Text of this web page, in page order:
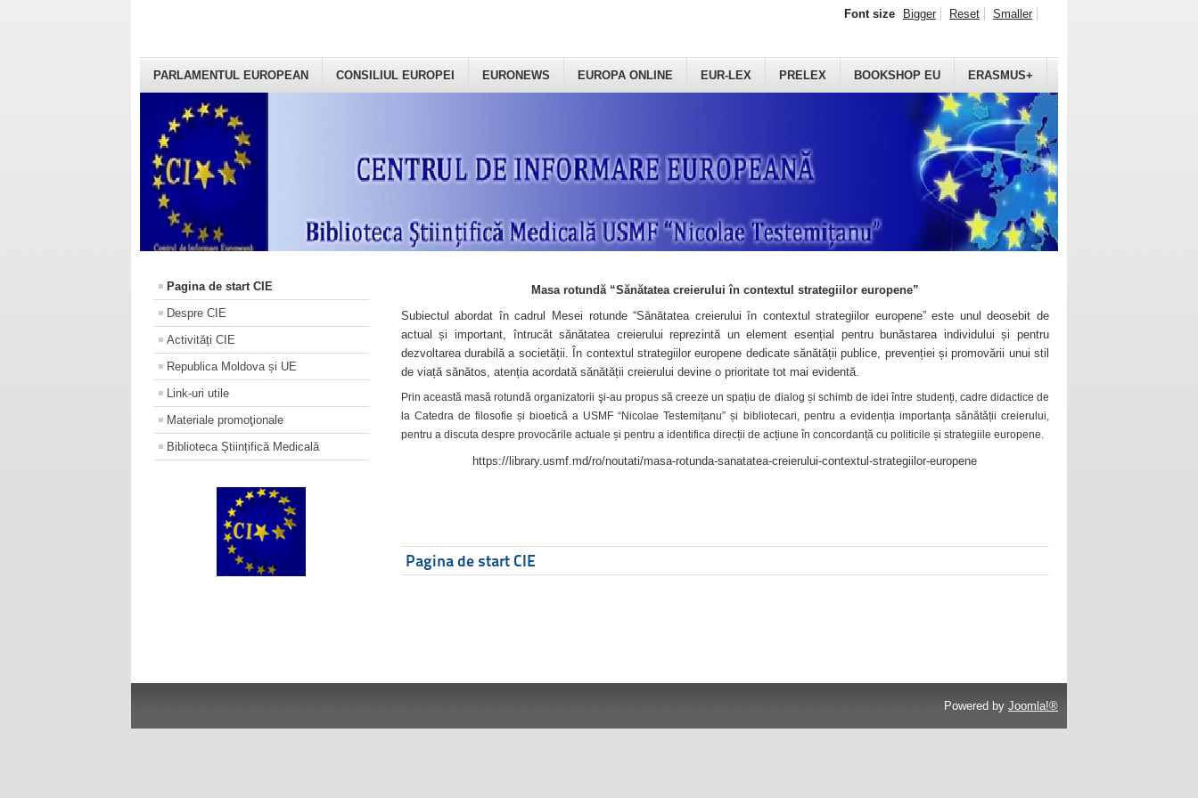
PARLAMENTUL EUROPEAN CONSILIUL EUROPEI EURONEWS EUROPA ONLINE EUR-LEX PRELEX BOOKSHOP EU ERASMUS+
Font size Bigger Reset Smaller
Pagina de start CIE
Despre CIE
Activități CIE
Republica Moldova și UE
Link-uri utile
Materiale promoţionale
Biblioteca Științifică Medicală
Masa rotundă “Sănătatea creierului în contextul strategiilor europene”
Subiectul abordat în cadrul Mesei rotunde “Sănătatea creierului în contextul strategiilor europene” este unul deosebit de
actual și important, întrucât sănătatea creierului reprezintă un element esențial pentru bunăstarea individului și pentru
dezvoltarea durabilă a societății. În contextul strategiilor europene dedicate sănătății publice, prevenției și promovării unui stil
de viață sănătos, atenția acordată sănătății creierului devine o prioritate tot mai evidentă.
Prin această masă rotundă organizatorii şi-au propus să creeze un spațiu de dialog și schimb de idei între studenți, cadre didactice de
la Catedra de filosofie și bioetică a USMF “Nicolae Testemițanu” și bibliotecari, pentru a evidenția importanța sănătății creierului,
pentru a discuta despre provocările actuale și pentru a identifica direcții de acțiune în concordanță cu politicile și strategiile europene.
https://library.usmf.md/ro/noutati/masa-rotunda-sanatatea-creierului-contextul-strategiilor-europene
Pagina de start CIE
Powered by Joomla!®